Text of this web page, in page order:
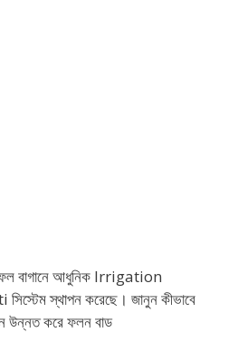
ফল বাগানে আধুনিক Irrigation
স্থাপন করেছে। জানুন কীভাবে
উন্নত করে ফলন বাড